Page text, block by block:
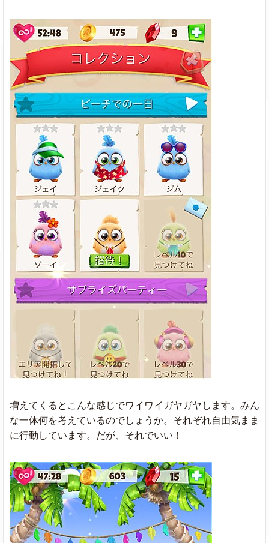
増えてくるとこんな感じでワイワイガヤガヤします。みん
な一体何を考えているのでしょうか。それぞれ自由気まま
に行動しています。だが、それでいい！